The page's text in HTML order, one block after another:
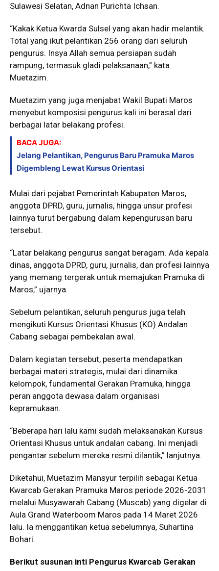
Sulawesi Selatan, Adnan Purichta Ichsan.
“Kakak Ketua Kwarda Sulsel yang akan hadir melantik.
Total yang ikut pelantikan 256 orang dari seluruh
pengurus. Insya Allah semua persiapan sudah
rampung, termasuk gladi pelaksanaan,” kata
Muetazim.
Muetazim yang juga menjabat Wakil Bupati Maros
menyebut komposisi pengurus kali ini berasal dari
berbagai latar belakang profesi.
BACA JUGA:
Jelang Pelantikan, Pengurus Baru Pramuka Maros
Digembleng Lewat Kursus Orientasi
Mulai dari pejabat Pemerintah Kabupaten Maros,
anggota DPRD, guru, jurnalis, hingga unsur profesi
lainnya turut bergabung dalam kepengurusan baru
tersebut.
“Latar belakang pengurus sangat beragam. Ada kepala
dinas, anggota DPRD, guru, jurnalis, dan profesi lainnya
yang memang tergerak untuk memajukan Pramuka di
Maros,” ujarnya.
Sebelum pelantikan, seluruh pengurus juga telah
mengikuti Kursus Orientasi Khusus (KO) Andalan
Cabang sebagai pembekalan awal.
Dalam kegiatan tersebut, peserta mendapatkan
berbagai materi strategis, mulai dari dinamika
kelompok, fundamental Gerakan Pramuka, hingga
peran anggota dewasa dalam organisasi
kepramukaan.
“Beberapa hari lalu kami sudah melaksanakan Kursus
Orientasi Khusus untuk andalan cabang. Ini menjadi
pengantar sebelum mereka resmi dilantik,” lanjutnya.
Diketahui, Muetazim Mansyur terpilih sebagai Ketua
Kwarcab Gerakan Pramuka Maros periode 2026-2031
melalui Musyawarah Cabang (Muscab) yang digelar di
Aula Grand Waterboom Maros pada 14 Maret 2026
lalu. Ia menggantikan ketua sebelumnya, Suhartina
Bohari.
Berikut susunan inti Pengurus Kwarcab Gerakan